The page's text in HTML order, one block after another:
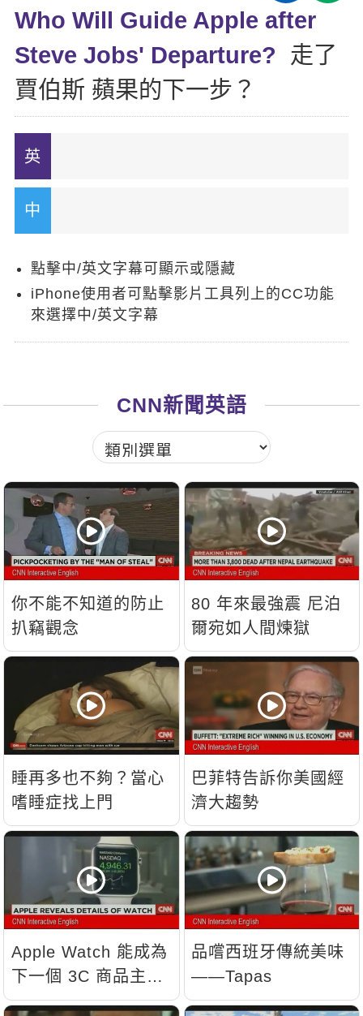
開口溜英文
旅遊英文
基礎字彙
情境閱讀
新聞英文
英語俱樂部
ECAM
Let's Talk
日語
韓語
西班牙語
更多
一對一家教
企業訓練
活動花絮
Recruiting
Who Will Guide Apple after
Steve Jobs' Departure?
走了
賈伯斯 蘋果的下一步？
點擊中/英文字幕可顯示或隱藏
iPhone使用者可點擊影片工具列上的CC功能
來選擇中/英文字幕
CNN新聞英語
你不能不知道的防止
扒竊觀念
80 年來最強震 尼泊
爾宛如人間煉獄
睡再多也不夠？當心
嗜睡症找上門
巴菲特告訴你美國經
濟大趨勢
Apple Watch 能成為
下一個 3C 商品主
流？
品嚐西班牙傳統美味
——Tapas